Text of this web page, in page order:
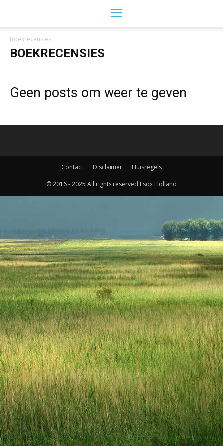
Boekrecensies
BOEKRECENSIES
Geen posts om weer te geven
Contact Disclaimer
Huisregels
© 2016 - 2025 All rights reserved Esox Holland